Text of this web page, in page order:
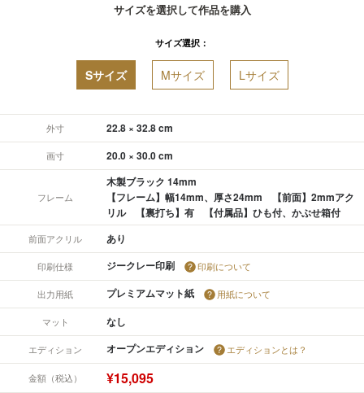
サイズを選択して作品を購入
サイズ選択：
Sサイズ Mサイズ Lサイズ
外寸 22.8 × 32.8 cm
画寸 20.0 × 30.0 cm
フレーム
木製ブラック 14mm
【フレーム】幅14mm、厚さ24mm 【前面】2mmアク
リル 【裏打ち】有 【付属品】ひも付、かぶせ箱付
前面アクリル あり
印刷仕様 ジークレー印刷 印刷について
出力用紙 プレミアムマット紙 用紙について
マット なし
エディション オープンエディション エディションとは？
金額（税込） ¥15,095